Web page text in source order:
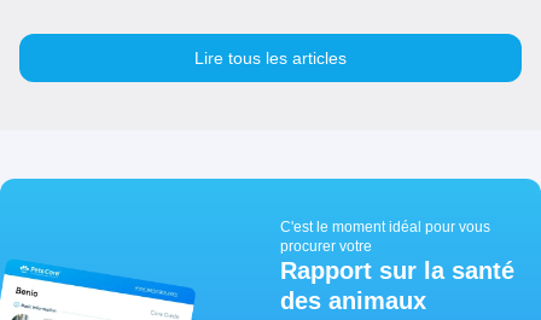
Lire tous les articles
C'est le moment idéal pour vous
procurer votre
Rapport sur la santé
des animaux